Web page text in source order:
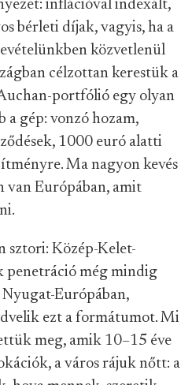
inflációval indexált,
bérleti díjak, vagyis, ha a
közvetlenül
célzottan kerestük a
portfólió egy olyan
a gép: vonzó hozam,
1000 euró alatti
Ma nagyon kevés
van Európában, amit
sztori: Közép-Kelet-
penetráció még mindig
Európában,
ezt a formátumot. Mi
meg, amik 10–15 éve
a város rájuk nőtt: a